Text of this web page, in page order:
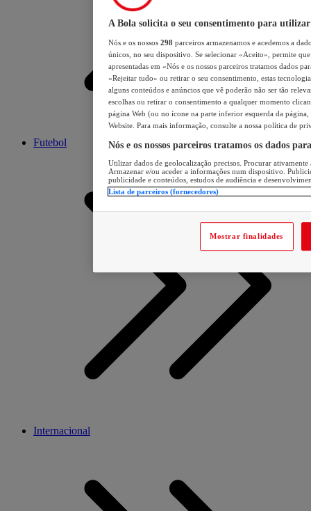
Futebol
Internacional
A Bola solicita o seu consentimento para utilizar
Nós e os nossos 298 parceiros armazenamos e acedemos a
únicos, no seu dispositivo. Se selecionar «Aceito», permite
apresentadas em «Nós e os nossos parceiros tratamos dados
«Rejeitar tudo» ou retirar o seu consentimento, estas
alguns conteúdos e anúncios que vê poderão não ser tão
escolhas ou retirar o consentimento a qualquer momento
página Web (ou no ícone na parte inferior esquerda da página,
Website. Para mais informação, consulte a nossa política de
Nós e os nossos parceiros tratamos os dados
Utilizar dados de geolocalização precisos. Procurar
Armazenar e/ou aceder a informações num dispositivo.
publicidade e conteúdos, estudos de audiência e
Lista de parceiros (fornecedores)
Mostrar finalidades